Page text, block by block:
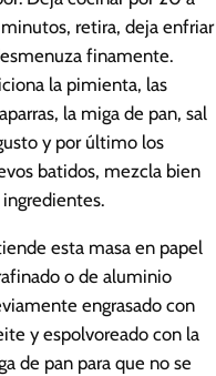
retira, deja enfriar
finamente.
la pimienta, las
la miga de pan, sal
y por último los
batidos, mezcla bien
ingredientes.
esta masa en papel
o de aluminio
engrasado con
y espolvoreado con la
de pan para que no se